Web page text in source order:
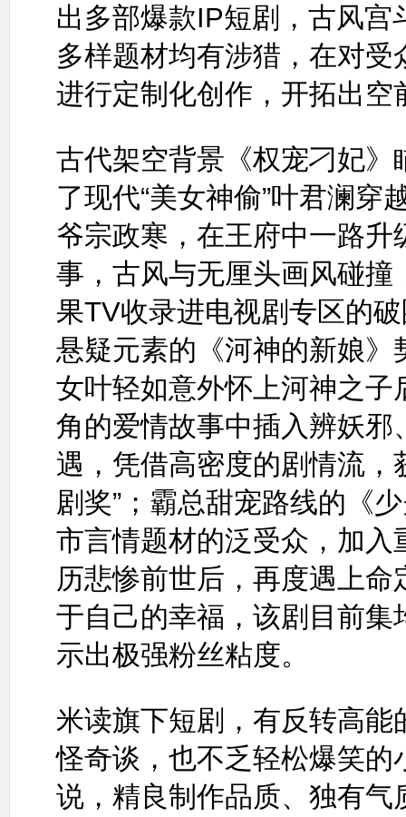
出多部爆款IP短剧，古风
多样题材均有涉猎，在对
进行定制化创作，开拓出空
古代架空背景《权宠刁妃
了现代“美女神偷”叶君澜穿
爷宗政寒，在王府中一路
事，古风与无厘头画风碰
果TV收录进电视剧专区的
悬疑元素的《河神的新娘
女叶轻如意外怀上河神之
角的爱情故事中插入辨妖
遇，凭借高密度的剧情流，
剧奖”；霸总甜宠路线的《
市言情题材的泛受众，加
历悲惨前世后，再度遇上
于自己的幸福，该剧目前
示出极强粉丝粘度。
米读旗下短剧，有反转高
怪奇谈，也不乏轻松爆笑
说，精良制作品质、独有